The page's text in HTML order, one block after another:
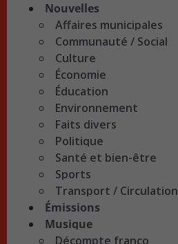
Nouvelles
Affaires municipales
Communauté / Social
Culture
Économie
Éducation
Environnement
Faits divers
Politique
Santé et bien-être
Sports
Transport / Circulation
Émissions
Musique
Décompte franco